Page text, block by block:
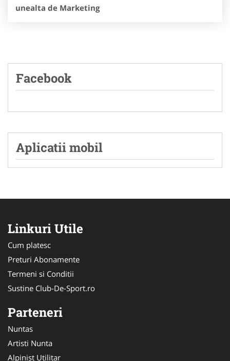
unealta de Marketing
Facebook
Aplicatii mobil
Linkuri Utile
Cum platesc
Preturi Abonamente
Termeni si Conditii
Sustine Club-De-Sport.ro
Parteneri
Nuntas
Artisti Nunta
Alpinist Utilitar